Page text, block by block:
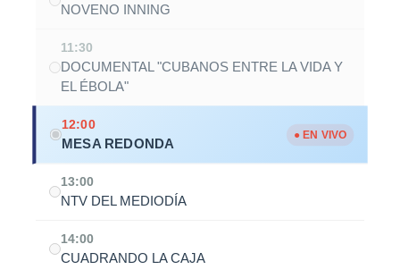
NOVENO INNING
11:30
DOCUMENTAL "CUBANOS ENTRE LA VIDA Y
EL ÉBOLA"
12:00
MESA REDONDA
● EN VIVO
13:00
NTV DEL MEDIODÍA
14:00
CUADRANDO LA CAJA